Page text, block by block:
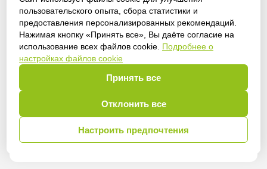
пользовательского опыта, сбора статистики и
предоставления персонализированных рекомендаций.
Нажимая кнопку «Принять все», Вы даёте согласие на
использование всех файлов cookie. Подробнее о
настройках файлов cookie
Принять все
Отклонить все
Настроить предпочтения
Получить доступ